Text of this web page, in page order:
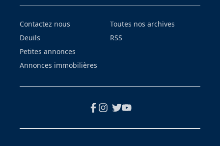
Contactez nous
Deuils
Petites annonces
Annonces immobilières
Toutes nos archives
RSS